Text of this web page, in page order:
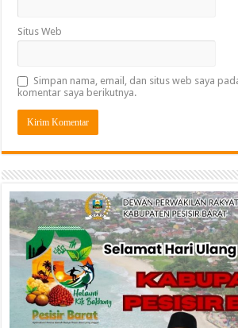
Situs Web
Simpan nama, email, dan situs web saya
komentar saya berikutnya.